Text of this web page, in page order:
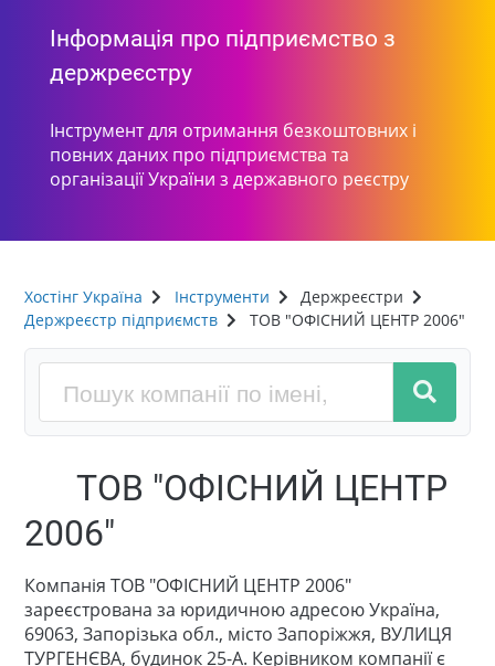
Інформація про підприємство з
держреєстру
Інструмент для отримання безкоштовних і
повних даних про підприємства та
організації України з державного реєстру
Хостінг Україна Інструменти
Держреєстри
Держреєстр підприємств
ТОВ "ОФІСНИЙ ЦЕНТР 2006"
ТОВ "ОФІСНИЙ ЦЕНТР
2006"
Компанія ТОВ "ОФІСНИЙ ЦЕНТР 2006"
зареєстрована за юридичною адресою Україна,
69063, Запорізька обл., місто Запоріжжя, ВУЛИЦЯ
ТУРГЕНЄВА, будинок 25-А. Керівником компанії є